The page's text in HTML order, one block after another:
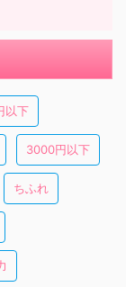
以下
3000円以下
ちふれ